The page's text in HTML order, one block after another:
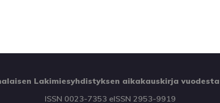
Lakimiesyhdistyksen aikakauskirja
ISSN 0023-7353 eISSN 2953-9919